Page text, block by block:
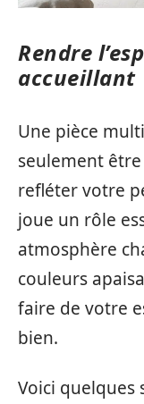
Rendre
accueillant
Une pièce
seulement
refléter votre
joue un rôle
atmosphère
couleurs
faire de votre
bien.
Voici quelques